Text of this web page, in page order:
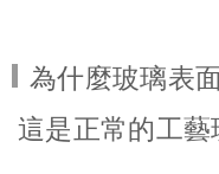
為什麼玻璃表
這是正常的工藝